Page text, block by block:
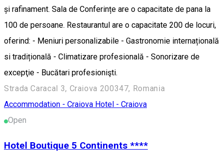
și rafinament. Sala de Conferințe are o capacitate de pana la
100 de persoane. Restaurantul are o capacitate 200 de locuri,
oferind: - Meniuri personalizabile - Gastronomie internațională
si tradițională - Climatizare profesională - Sonorizare de
excepţie - Bucătari profesionişti.
Strada Caracal 3, Craiova 200347, Romania
Accommodation - Craiova Hotel - Craiova
Open
Hotel Boutique 5 Continents ****